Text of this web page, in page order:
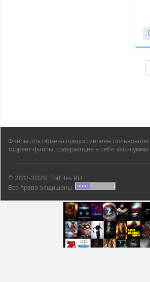
Файлы для обмена предоставлены
торрент-файлы, содержащие в себе хеш-суммы
© 2012-2026, TorFiles.RU
Все права защищены.